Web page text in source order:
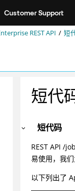
Customer Support
REST API 短
短代
短代码
REST API /
易使用，我
以下列出了